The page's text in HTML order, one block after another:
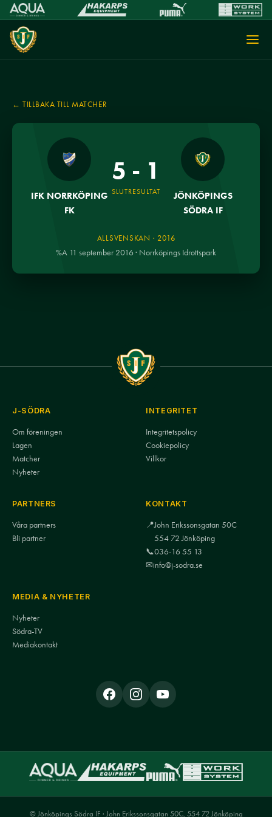
← TILLBAKA TILL MATCHER
IFK NORRKÖPING
FK
5 - 1
SLUTRESULTAT
JÖNKÖPINGS
SÖDRA IF
ALLSVENSKAN · 2016
%A 11 september 2016 · Norrköpings Idrottspark
J-SÖDRA
Om föreningen
Lagen
Matcher
Nyheter
INTEGRITET
Integritetspolicy
Cookiepolicy
Villkor
PARTNERS
Våra partners
Bli partner
KONTAKT
📍John Erikssonsgatan 50C
554 72 Jönköping
📞036-16 55 13
✉info@j-sodra.se
MEDIA & NYHETER
Nyheter
Södra-TV
Mediakontakt
© Jönköpings Södra IF · John Erikssonsgatan 50C, 554 72 Jönköping